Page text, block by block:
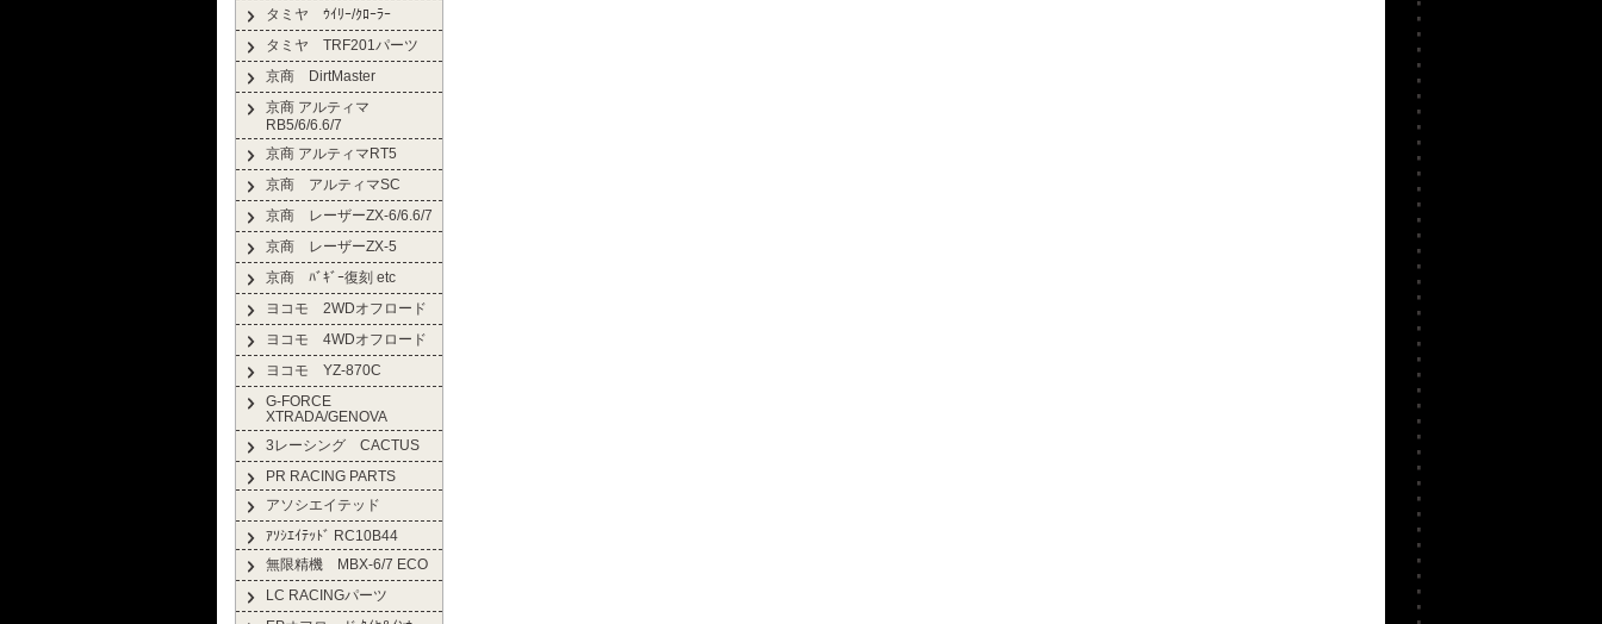
タミヤ ｳｲﾘｰ/ｸﾛｰﾗｰ
タミヤ TRF201パーツ
京商 DirtMaster
京商 アルティマ
RB5/6/6.6/7
京商 アルティマRT5
京商 アルティマSC
京商 レーザーZX-6/6.6/7
京商 レーザーZX-5
京商 ﾊﾞｷﾞｰ復刻 etc
ヨコモ 2WDオフロード
ヨコモ 4WDオフロード
ヨコモ YZ-870C
G-FORCE
XTRADA/GENOVA
3レーシング CACTUS
PR RACING PARTS
アソシエイテッド
ｱｿｼｴｲﾃｯﾄﾞ RC10B44
無限精機 MBX-6/7 ECO
LC RACINGパーツ